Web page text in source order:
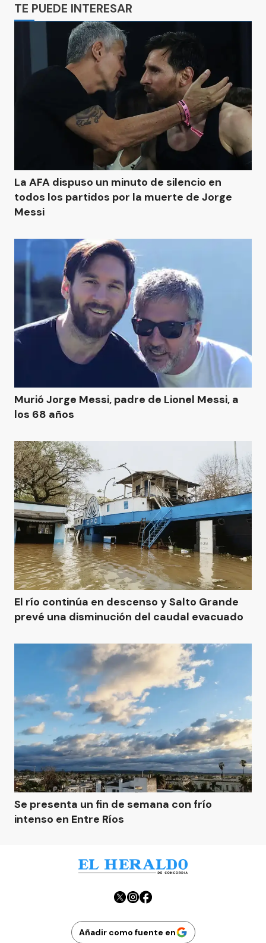
TE PUEDE INTERESAR
La AFA dispuso un minuto de silencio en
todos los partidos por la muerte de Jorge
Messi
Murió Jorge Messi, padre de Lionel Messi, a
los 68 años
El río continúa en descenso y Salto Grande
prevé una disminución del caudal evacuado
Se presenta un fin de semana con frío
intenso en Entre Ríos
Añadir como fuente en